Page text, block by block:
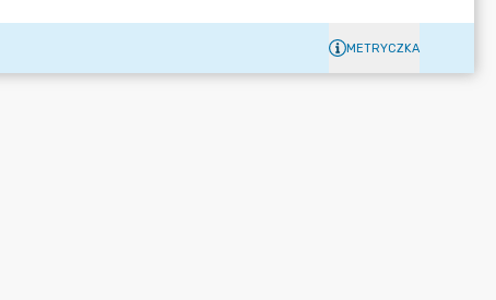
METRYCZKA